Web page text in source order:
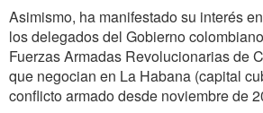
Asimismo, ha manifestado su interés
los delegados del Gobierno
Fuerzas Armadas Revolucionarias de
que negocian en La Habana (capital
conflicto armado desde noviembre de